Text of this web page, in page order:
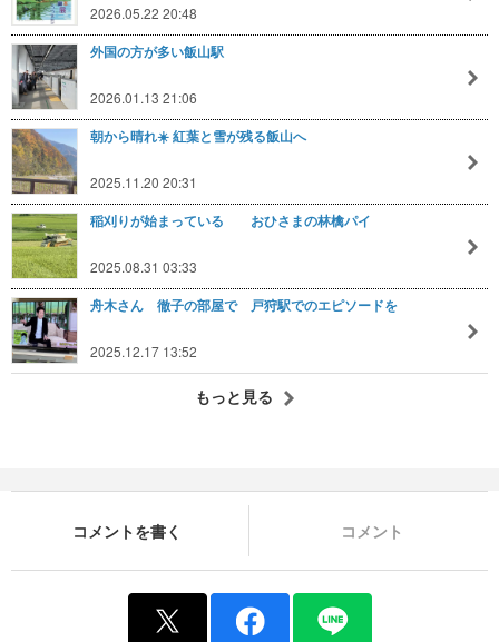
2026.05.22 20:48
外国の方が多い飯山駅
2026.01.13 21:06
朝から晴れ☀️ 紅葉と雪が残る飯山へ
2025.11.20 20:31
稲刈りが始まっている おひさまの林檎パイ
2025.08.31 03:33
舟木さん 徹子の部屋で 戸狩駅でのエピソードを
2025.12.17 13:52
もっと見る
コメントを書く コメント